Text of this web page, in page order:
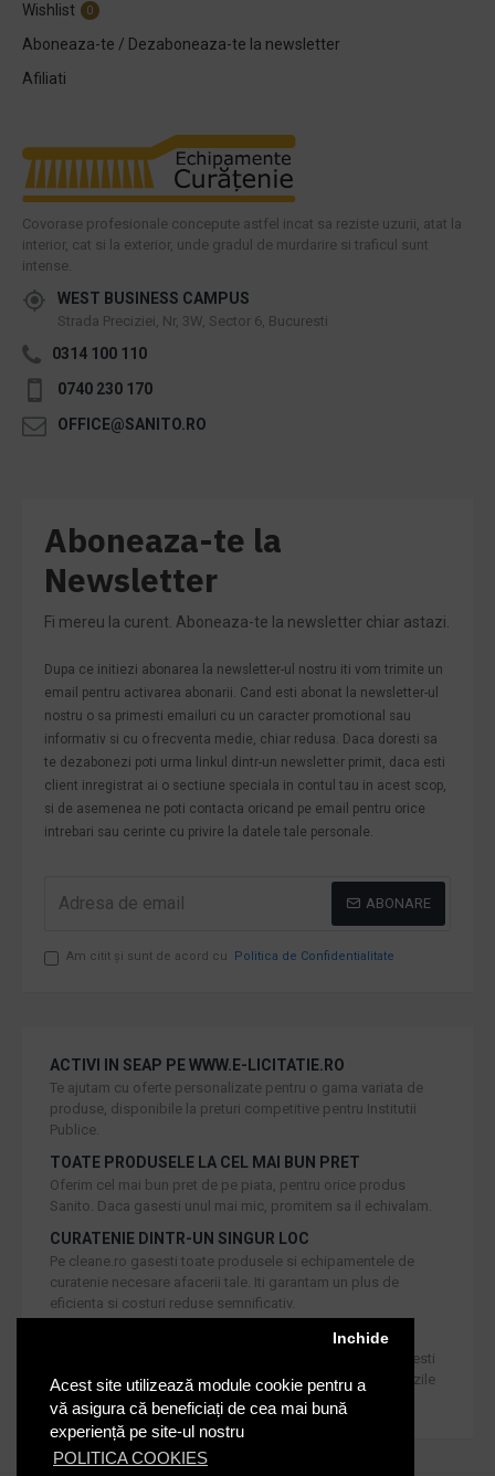
Acest site utilizează module cookie pentru a
vă asigura că beneficiați de cea mai bună
experiență pe site-ul nostru
POLITICA COOKIES
Inchide
Wishlist
0
Aboneaza-te / Dezaboneaza-te la newsletter
Afiliati
Covorase profesionale concepute astfel incat sa reziste uzurii, atat la
interior, cat si la exterior, unde gradul de murdarire si traficul sunt
intense.
WEST BUSINESS CAMPUS
Strada Preciziei, Nr, 3W, Sector 6, Bucuresti
0314 100 110
0740 230 170
OFFICE@SANITO.RO
Aboneaza-te la
Newsletter
Fi mereu la curent. Aboneaza-te la newsletter chiar astazi.
Dupa ce initiezi abonarea la newsletter-ul nostru iti vom trimite un
email pentru activarea abonarii. Cand esti abonat la newsletter-ul
nostru o sa primesti emailuri cu un caracter promotional sau
informativ si cu o frecventa medie, chiar redusa. Daca doresti sa
te dezabonezi poti urma linkul dintr-un newsletter primit, daca esti
client inregistrat ai o sectiune speciala in contul tau in acest scop,
si de asemenea ne poti contacta oricand pe email pentru orice
intrebari sau cerinte cu privire la datele tale personale.
ABONARE
Am citit şi sunt de acord cu Politica de Confidentialitate
ACTIVI IN SEAP PE WWW.E-LICITATIE.RO
Te ajutam cu oferte personalizate pentru o gama variata de
produse, disponibile la preturi competitive pentru Institutii
Publice.
TOATE PRODUSELE LA CEL MAI BUN PRET
Oferim cel mai bun pret de pe piata, pentru orice produs
Sanito. Daca gasesti unul mai mic, promitem sa il echivalam.
CURATENIE DINTR-UN SINGUR LOC
Pe cleane.ro gasesti toate produsele si echipamentele de
curatenie necesare afacerii tale. Iti garantam un plus de
eficienta si costuri reduse semnificativ.
Iti oferim produse de cea mai inalta calitate, dar daca doresti
inlocuirea sau returnarea lor, noi asiguram returul in 30 de zile
de la achizitie catre consumatori.